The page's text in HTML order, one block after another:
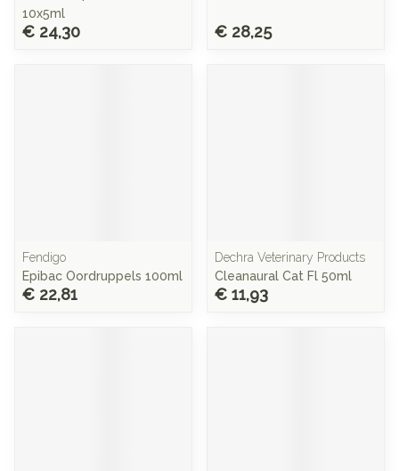
10x5ml
€ 24,30 € 28,25
Fendigo
Epibac Oordruppels 100ml
€ 22,81
Dechra Veterinary Products
Cleanaural Cat Fl 50ml
€ 11,93